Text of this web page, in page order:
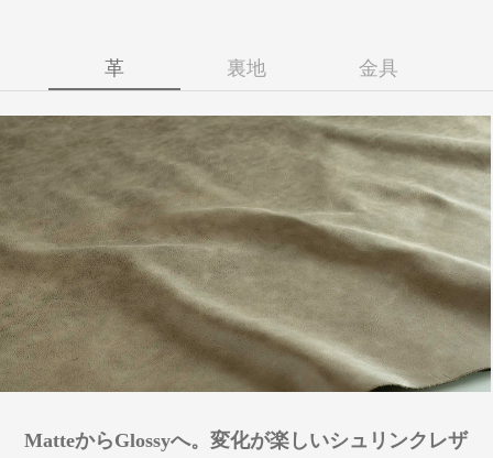
革 裏地 金具
MatteからGlossyへ。変化が楽しいシュリンクレザ